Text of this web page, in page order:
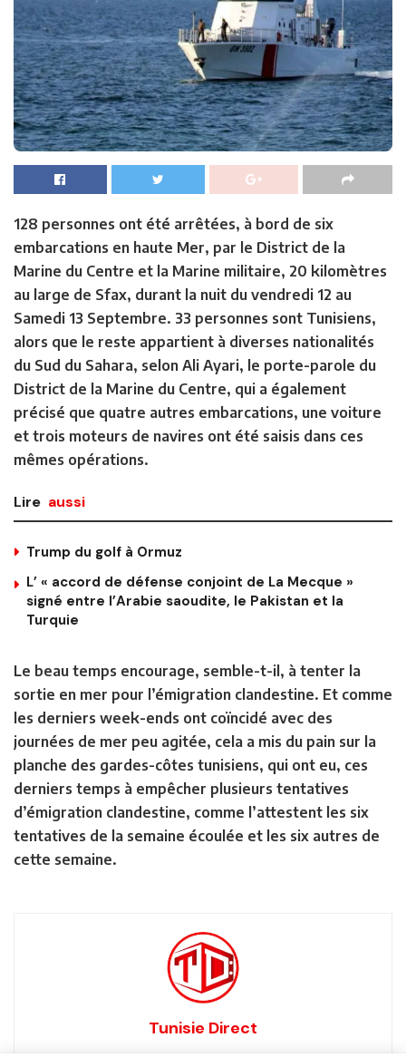
128 personnes ont été arrêtées, à bord de six
embarcations en haute Mer, par le District de la
Marine du Centre et la Marine militaire, 20 kilomètres
au large de Sfax, durant la nuit du vendredi 12 au
Samedi 13 Septembre. 33 personnes sont Tunisiens,
alors que le reste appartient à diverses nationalités
du Sud du Sahara, selon Ali Ayari, le porte-parole du
District de la Marine du Centre, qui a également
précisé que quatre autres embarcations, une voiture
et trois moteurs de navires ont été saisis dans ces
mêmes opérations.
Lire aussi
Trump du golf à Ormuz
L’ « accord de défense conjoint de La Mecque »
signé entre l’Arabie saoudite, le Pakistan et la
Turquie
Le beau temps encourage, semble-t-il, à tenter la
sortie en mer pour l’émigration clandestine. Et comme
les derniers week-ends ont coïncidé avec des
journées de mer peu agitée, cela a mis du pain sur la
planche des gardes-côtes tunisiens, qui ont eu, ces
derniers temps à empêcher plusieurs tentatives
d’émigration clandestine, comme l’attestent les six
tentatives de la semaine écoulée et les six autres de
cette semaine.
Tunisie Direct